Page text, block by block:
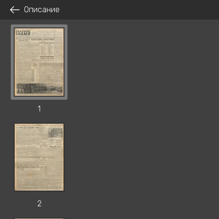
Описание
1
2